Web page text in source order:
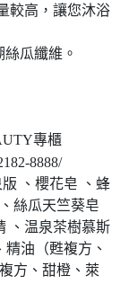
較高，讓您沐浴
瓜纖維。
專櫃
8888/
、櫻花皂 、蜂
絲瓜天竺葵皂
、温泉茶樹慕斯
油（甦複方、
方、甜橙、萊